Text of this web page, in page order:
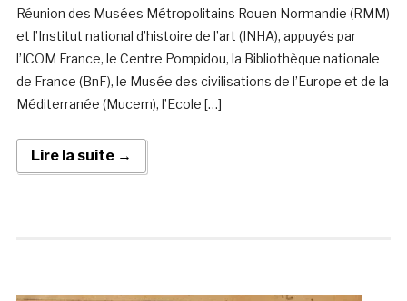
Réunion des Musées Métropolitains Rouen Normandie (RMM)
et l’Institut national d’histoire de l’art (INHA), appuyés par
l’ICOM France, le Centre Pompidou, la Bibliothèque nationale
de France (BnF), le Musée des civilisations de l’Europe et de la
Méditerranée (Mucem), l’Ecole […]
Lire la suite →